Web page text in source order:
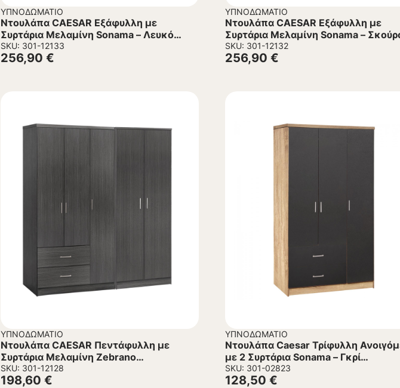
ΥΠΝΟΔΩΜΆΤΙΟ
Ντουλάπα CAESAR Εξάφυλλη με
Συρτάρια Μελαμίνη Sonama – Λευκό
180×42,5Χ181Υεκ.
SKU: 301-12133
256,90 €
ΥΠΝΟΔΩΜΆΤΙΟ
Ντουλάπα CAESAR Εξάφυλλη με
Συρτάρια Μελαμίνη Sonama –
Γκρί 180×42,5Χ181Υεκ.
SKU: 301-12132
256,90 €
ΥΠΝΟΔΩΜΆΤΙΟ
Ντουλάπα CAESAR Πεντάφυλλη με
Συρτάρια Μελαμίνη Zebrano
150×42.5×181Υεκ.
SKU: 301-12128
198,60 €
ΥΠΝΟΔΩΜΆΤΙΟ
Ντουλάπα Caesar Τρίφυλλη
με 2 Συρτάρια Sonama – Γκρί
89×42,5×181 εκ.
SKU: 301-02823
128,50 €